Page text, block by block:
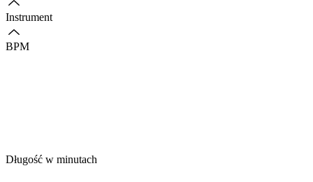
Instrument
BPM
Długość w minutach